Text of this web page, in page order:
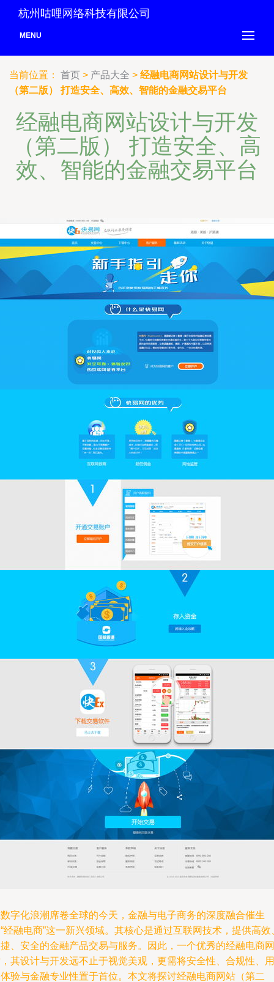
杭州咕哩网络科技有限公司
MENU
当前位置： 首页 > 产品大全 > 经融电商网站设计与开发
（第二版） 打造安全、高效、智能的金融交易平台
经融电商网站设计与开发
（第二版） 打造安全、高
效、智能的金融交易平台
字化浪潮席卷全球的今天，金融与电子商务的深度融合催生
经融电商”这一新兴领域。其核心是通过互联网技术，提供高效
、安全的金融产品交易与服务。因此，一个优秀的经融电商网
其设计与开发远不止于视觉美观，更需将安全性、合规性、用
验与金融专业性置于首位。本文将探讨经融电商网站（第二